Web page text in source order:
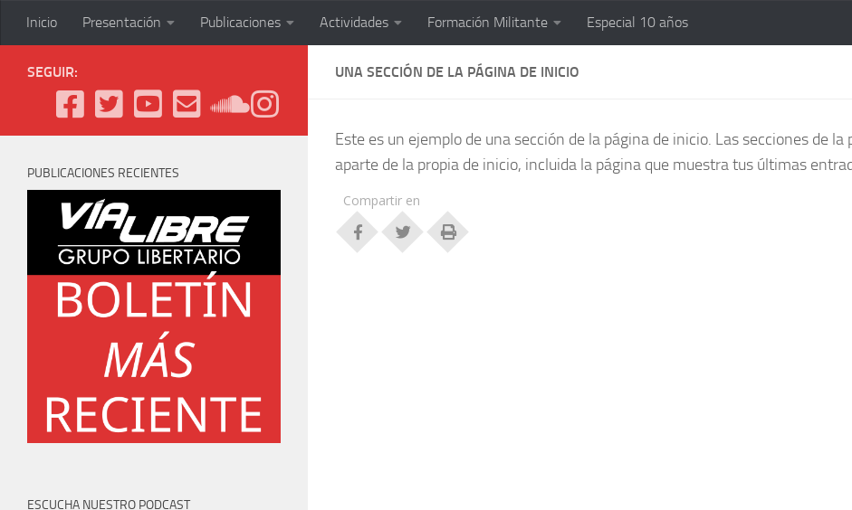
Inicio Presentación Publicaciones Actividades Formación Militante Especial 10 años
UNA SECCIÓN DE LA PÁGINA DE INICIO
Este es un ejemplo de una sección de la página de inicio. Las secciones de
aparte de la propia de inicio, incluida la página que muestra tus últimas
Compartir en
SEGUIR:
PUBLICACIONES RECIENTES
ESCUCHA NUESTRO PODCAST